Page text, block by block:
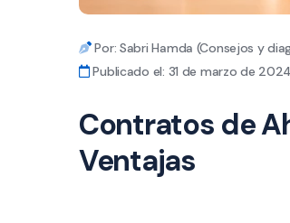
Por: Sabri Hamda (Consejos y
Publicado el: 31 de marzo de
Contratos de
Ventajas